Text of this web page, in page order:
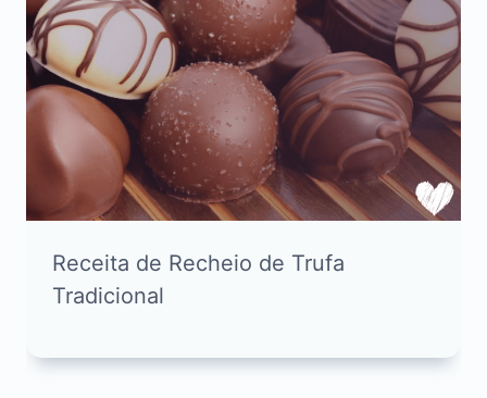
Receita de Recheio de Trufa
Tradicional